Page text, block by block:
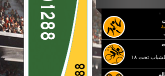
بطولة العالم للشباب تحت ١٨